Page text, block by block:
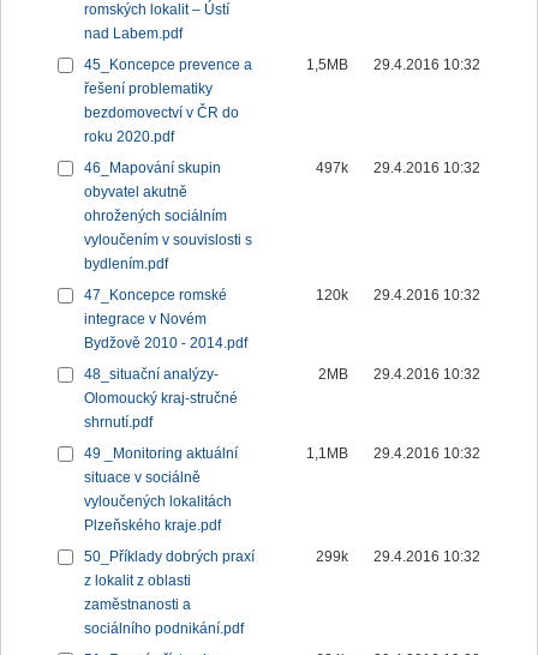
romských lokalit – Ústí
nad Labem.pdf
45_Koncepce prevence a
řešení problematiky
bezdomovectví v ČR do
roku 2020.pdf
1,5MB 29.4.2016 10:32
46_Mapování skupin
obyvatel akutně
ohrožených sociálním
vyloučením v souvislosti s
bydlením.pdf
497k 29.4.2016 10:32
47_Koncepce romské
integrace v Novém
Bydžově 2010 - 2014.pdf
120k 29.4.2016 10:32
48_situační analýzy-
Olomoucký kraj-stručné
shrnutí.pdf
2MB 29.4.2016 10:32
49 _Monitoring aktuální
situace v sociálně
vyloučených lokalitách
Plzeňského kraje.pdf
1,1MB 29.4.2016 10:32
50_Příklady dobrých praxí
z lokalit z oblasti
zaměstnanosti a
sociálního podnikání.pdf
299k 29.4.2016 10:32